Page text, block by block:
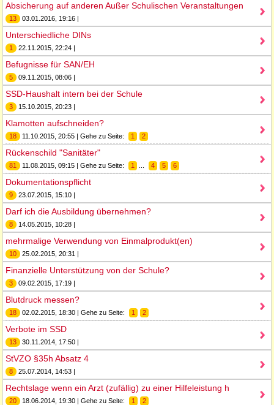
Absicherung auf anderen Außer Schulischen Veranstaltungen
13 03.01.2016, 19:16 |
Unterschiedliche DINs
1 22.11.2015, 22:24 |
Befugnisse für SAN/EH
5 09.11.2015, 08:06 |
SSD-Haushalt intern bei der Schule
3 15.10.2015, 20:23 |
Klamotten aufschneiden?
18 11.10.2015, 20:55 | Gehe zu Seite: 1 2
Rückenschild "Sanitäter"
81 11.08.2015, 09:15 | Gehe zu Seite: 1 4 5 6
Dokumentationspflicht
9 23.07.2015, 15:10 |
Darf ich die Ausbildung übernehmen?
8 14.05.2015, 10:28 |
mehrmalige Verwendung von Einmalprodukt(en)
10 25.02.2015, 20:31 |
Finanzielle Unterstützung von der Schule?
3 09.02.2015, 17:19 |
Blutdruck messen?
18 02.02.2015, 18:30 | Gehe zu Seite: 1 2
Verbote im SSD
13 30.11.2014, 17:50 |
StVZO §35h Absatz 4
8 25.07.2014, 14:53 |
Rechtslage wenn ein Arzt (zufällig) zu einer Hilfeleistung h
20 18.06.2014, 19:30 | Gehe zu Seite: 1 2